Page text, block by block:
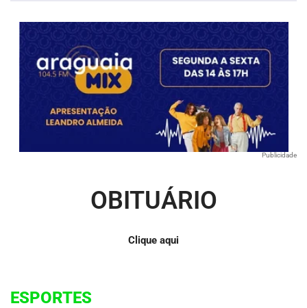
Publicidade
OBITUÁRIO
Clique aqui
ESPORTES